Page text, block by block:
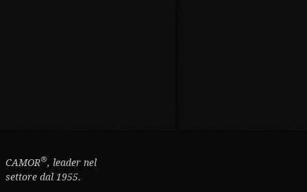
CAMOR®, leader nel
settore dal 1955.